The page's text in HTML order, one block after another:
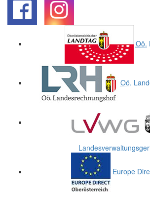
Oö.
Oö.
Europe